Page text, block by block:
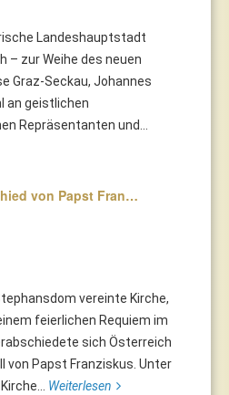
Landeshauptstadt
– zur Weihe des neuen
Graz-Seckau, Johannes
an geistlichen
Repräsentanten und...
von Papst Fran…
vereinte Kirche,
feierlichen Requiem im
sich Österreich
von Papst Franziskus. Unter
Weiterlesen